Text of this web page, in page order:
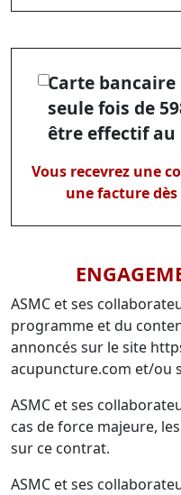
Carte
seule fois de
être effectif au
Vous recevrez une
une facture
ASMC et ses
programme et du
annoncés sur le site
acupuncture.com et/ou
ASMC et ses
cas de force majeure,
sur ce contrat.
ASMC et ses